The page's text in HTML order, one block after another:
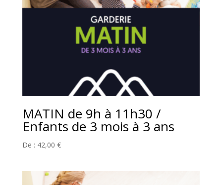
MATIN de 9h à 11h30 /
Enfants de 3 mois à 3 ans
De : 42,00 €